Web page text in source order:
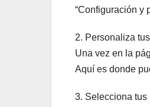
“Configuración y
2. Personaliza
Una vez en la
Aquí es donde
3. Selecciona tus